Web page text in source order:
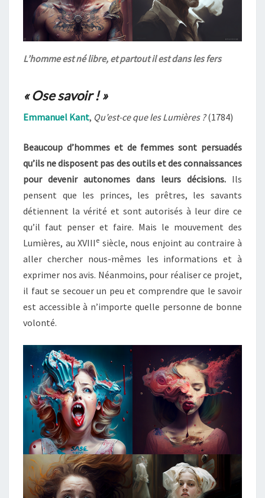
L’homme est né libre, et partout il est dans les fers
« Ose savoir ! »
Emmanuel Kant, Qu’est-ce que les Lumières ?(1784)
Beaucoup d’hommes et de femmes sont persuadés
qu’ils ne disposent pas des outils et des connaissances
pour devenir autonomes dans leurs décisions. Ils
pensent que les princes, les prêtres, les savants
détiennent la vérité et sont autorisés à leur dire ce
qu’il faut penser et faire. Mais le mouvement des
Lumières, au XVIII e siècle, nous enjoint au contraire à
aller chercher nous-mêmes les informations et à
exprimer nos avis. Néanmoins, pour réaliser ce projet,
il faut se secouer un peu et comprendre que le savoir
est accessible à n’importe quelle personne de bonne
volonté.